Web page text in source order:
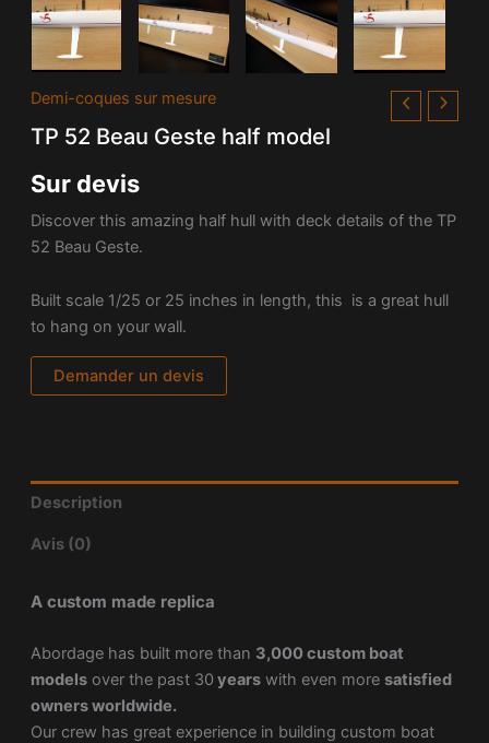
Demi-coques sur mesure
TP 52 Beau Geste half model
Sur devis
Discover this amazing half hull with deck details of the TP
52 Beau Geste.
Built scale 1/25 or 25 inches in length, this is a great hull
to hang on your wall.
Demander un devis
Description
Avis (0)
A custom made replica
Abordage has built more than 3,000 custom boat
modelsover the past 30 yearswith even more satisfied
owners worldwide.
Our crew has great experience in building custom boat